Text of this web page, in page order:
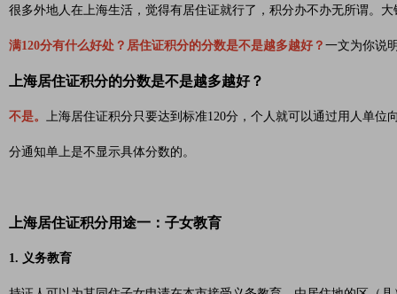
很多外地人在上海生活，觉得有居住证就行了，积分办不办无所谓。
满120分有什么好处？居住证积分的分数是不是越多越好？ 一文为你说
上海居住证积分的分数是不是越多越好？
不是。 上海居住证积分只要达到标准120分，个人就可以通过用人单
分通知单上是不显示具体分数的。
上海居住证积分用途一：子女教育
1. 义务教育